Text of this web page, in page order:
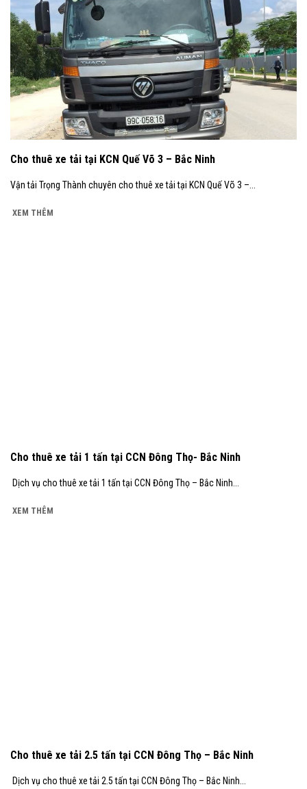
Cho thuê xe tải tại KCN Quế Võ 3 – Bắc Ninh
Vận tải Trọng Thành chuyên cho thuê xe tải tại KCN Quế Võ 3 –...
XEM THÊM
Cho thuê xe tải 1 tấn tại CCN Đông Thọ- Bắc Ninh
Dịch vụ cho thuê xe tải 1 tấn tại CCN Đông Thọ – Bắc Ninh...
XEM THÊM
Cho thuê xe tải 2.5 tấn tại CCN Đông Thọ – Bắc Ninh
Dịch vụ cho thuê xe tải 2.5 tấn tại CCN Đông Thọ – Bắc Ninh...